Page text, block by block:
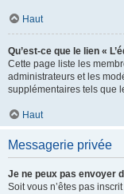
Haut
Qu’est-ce que le lien «
Cette page liste les
administrateurs et les
supplémentaires tels que
Haut
Messagerie privée
Je ne peux pas envoyer
Soit vous n’êtes pas